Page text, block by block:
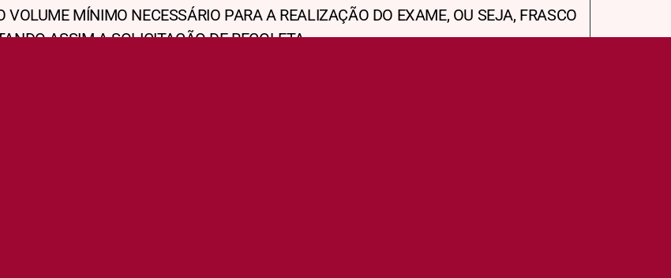
VOLUME MÍNIMO NECESSÁRIO PARA A REALIZAÇÃO DO EXAME, OU SEJA, FRASCO
ASSIM A SOLICITAÇÃO DE RECOLETA.